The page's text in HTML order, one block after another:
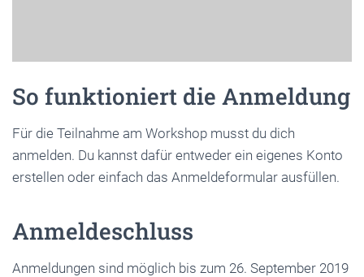
So funktioniert die Anmeldung
Für die Teilnahme am Workshop musst du dich
anmelden. Du kannst dafür entweder ein eigenes Konto
erstellen oder einfach das Anmeldeformular ausfüllen.
Anmeldeschluss
Anmeldungen sind möglich bis zum 26. September 2019